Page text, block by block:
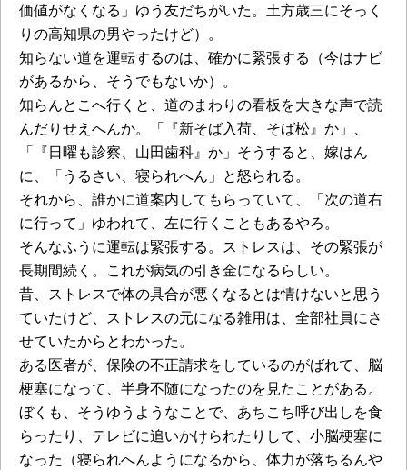
価値がなくなる」ゆう友だちがいた。土方歳三にそっく
りの高知県の男やったけど）。
知らない道を運転するのは、確かに緊張する（今はナビ
があるから、そうでもないか）。
知らんとこへ行くと、道のまわりの看板を大きな声で読
んだりせえへんか。「『新そば入荷、そば松』か」、
「『日曜も診察、山田歯科』か」そうすると、嫁はん
に、「うるさい、寝られへん」と怒られる。
それから、誰かに道案内してもらっていて、「次の道右
に行って」ゆわれて、左に行くこともあるやろ。
そんなふうに運転は緊張する。ストレスは、その緊張が
長期間続く。これが病気の引き金になるらしい。
昔、ストレスで体の具合が悪くなるとは情けないと思う
ていたけど、ストレスの元になる雑用は、全部社員にさ
せていたからとわかった。
ある医者が、保険の不正請求をしているのがばれて、脳
梗塞になって、半身不随になったのを見たことがある。
ぼくも、そうゆうようなことで、あちこち呼び出しを食
らったり、テレビに追いかけられたりして、小脳梗塞に
なった（寝られへんようになるから、体力が落ちるんや